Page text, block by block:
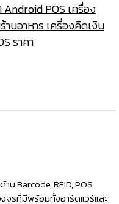
Android POS เครื่อง
านอาหาร เครื่องคิดเงิน
ราคา
น Barcode, RFID, POS
จรที่มีพร้อมทั้งฮาร์ดแวร์และ